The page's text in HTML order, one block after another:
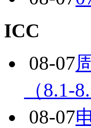
ICC
08-07
（8.1-
08-07